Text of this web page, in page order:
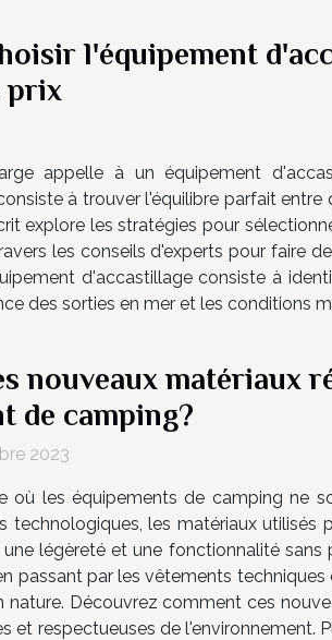
l'équipement
prix
appelle à un équipement
à trouver l'équilibre parfait
explore les stratégies pour
les conseils d'experts pour faire
d'accastillage consiste à
des sorties en mer et les conditions
nouveaux matériaux
de camping?
2023
où les équipements de camping ne
technologiques, les matériaux
légèreté et une fonctionnalité sans
passant par les vêtements
Découvrez comment ces
et respectueuses de l'environnement.